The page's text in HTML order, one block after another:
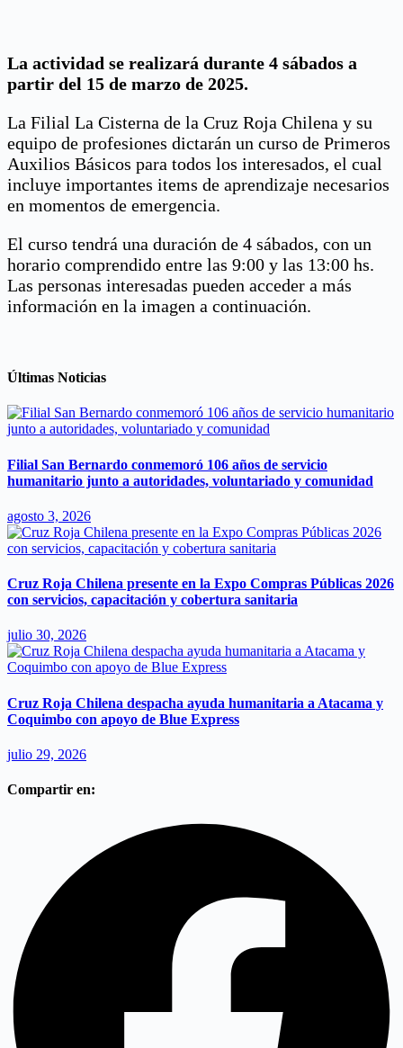
La actividad se realizará durante 4 sábados a
partir del 15 de marzo de 2025.
La Filial La Cisterna de la Cruz Roja Chilena y su
equipo de profesiones dictarán un curso de Primeros
Auxilios Básicos para todos los interesados, el cual
incluye importantes items de aprendizaje necesarios
en momentos de emergencia.
El curso tendrá una duración de 4 sábados, con un
horario comprendido entre las 9:00 y las 13:00 hs.
Las personas interesadas pueden acceder a más
información en la imagen a continuación.
Últimas Noticias
Filial San Bernardo conmemoró 106 años de servicio
humanitario junto a autoridades, voluntariado y comunidad
agosto 3, 2026
Cruz Roja Chilena presente en la Expo Compras Públicas 2026
con servicios, capacitación y cobertura sanitaria
julio 30, 2026
Cruz Roja Chilena despacha ayuda humanitaria a Atacama y
Coquimbo con apoyo de Blue Express
julio 29, 2026
Compartir en: